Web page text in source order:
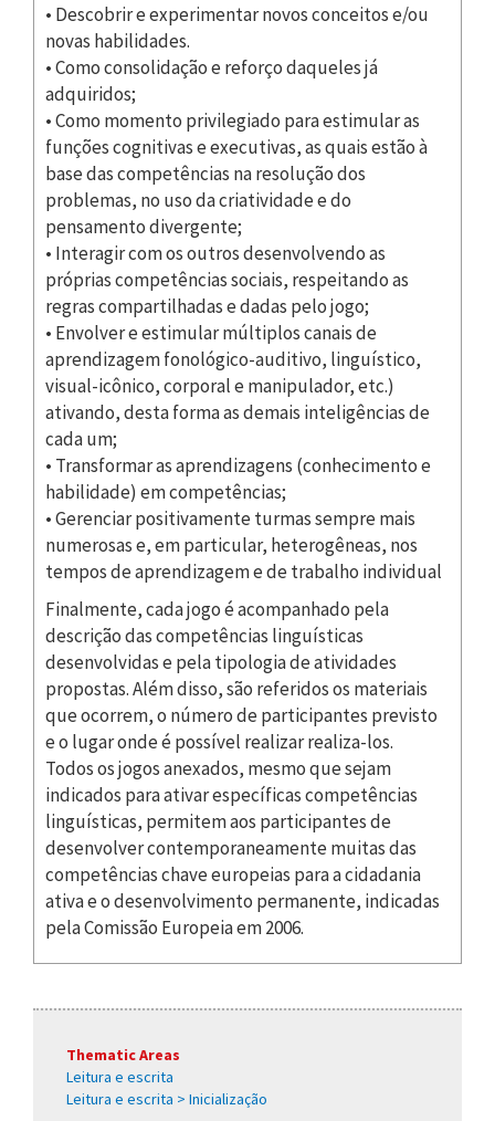
• Descobrir e experimentar novos conceitos e/ou
novas habilidades.
• Como consolidação e reforço daqueles já
adquiridos;
• Como momento privilegiado para estimular as
funções cognitivas e executivas, as quais estão à
base das competências na resolução dos
problemas, no uso da criatividade e do
pensamento divergente;
• Interagir com os outros desenvolvendo as
próprias competências sociais, respeitando as
regras compartilhadas e dadas pelo jogo;
• Envolver e estimular múltiplos canais de
aprendizagem fonológico-auditivo, linguístico,
visual-icônico, corporal e manipulador, etc.)
ativando, desta forma as demais inteligências de
cada um;
• Transformar as aprendizagens (conhecimento e
habilidade) em competências;
• Gerenciar positivamente turmas sempre mais
numerosas e, em particular, heterogêneas, nos
tempos de aprendizagem e de trabalho individual
Finalmente, cada jogo é acompanhado pela
descrição das competências linguísticas
desenvolvidas e pela tipologia de atividades
propostas. Além disso, são referidos os materiais
que ocorrem, o número de participantes previsto
e o lugar onde é possível realizar realiza-los.
Todos os jogos anexados, mesmo que sejam
indicados para ativar específicas competências
linguísticas, permitem aos participantes de
desenvolver contemporaneamente muitas das
competências chave europeias para a cidadania
ativa e o desenvolvimento permanente, indicadas
pela Comissão Europeia em 2006.
Thematic Areas
Leitura e escrita
Leitura e escrita > Inicialização